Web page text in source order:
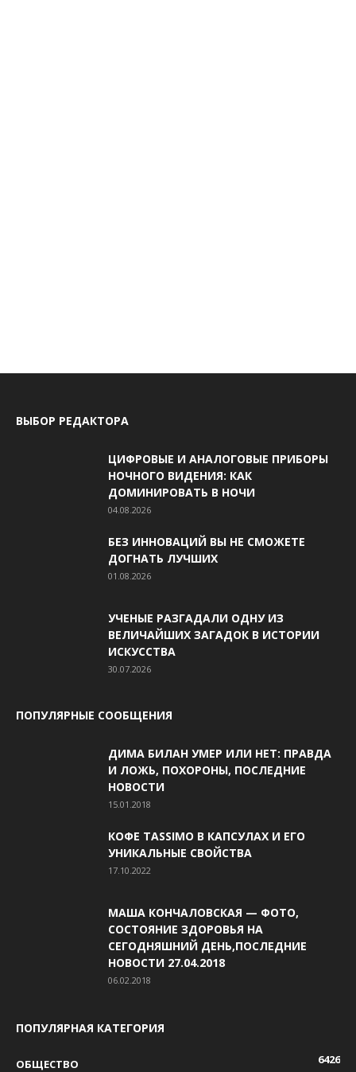
ВЫБОР РЕДАКТОРА
ЦИФРОВЫЕ И АНАЛОГОВЫЕ ПРИБОРЫ
НОЧНОГО ВИДЕНИЯ: КАК
ДОМИНИРОВАТЬ В НОЧИ
04.08.2026
БЕЗ ИННОВАЦИЙ ВЫ НЕ СМОЖЕТЕ
ДОГНАТЬ ЛУЧШИХ
01.08.2026
УЧЕНЫЕ РАЗГАДАЛИ ОДНУ ИЗ
ВЕЛИЧАЙШИХ ЗАГАДОК В ИСТОРИИ
ИСКУССТВА
30.07.2026
ПОПУЛЯРНЫЕ СООБЩЕНИЯ
ДИМА БИЛАН УМЕР ИЛИ НЕТ: ПРАВДА
И ЛОЖЬ, ПОХОРОНЫ, ПОСЛЕДНИЕ
НОВОСТИ
15.01.2018
КОФЕ TASSIMO В КАПСУЛАХ И ЕГО
УНИКАЛЬНЫЕ СВОЙСТВА
17.10.2022
МАША КОНЧАЛОВСКАЯ — ФОТО,
СОСТОЯНИЕ ЗДОРОВЬЯ НА
СЕГОДНЯШНИЙ ДЕНЬ,ПОСЛЕДНИЕ
НОВОСТИ 27.04.2018
06.02.2018
ПОПУЛЯРНАЯ КАТЕГОРИЯ
ОБЩЕСТВО
6426